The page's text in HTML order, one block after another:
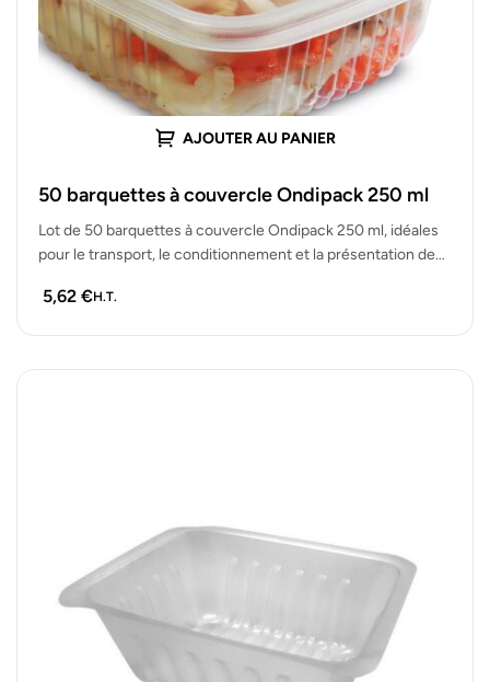
AJOUTER AU PANIER
50 barquettes à couvercle Ondipack 250 ml
Lot de 50 barquettes à couvercle Ondipack 250 ml, idéales
pour le transport, le conditionnement et la présentation de
5,62 €H.T.